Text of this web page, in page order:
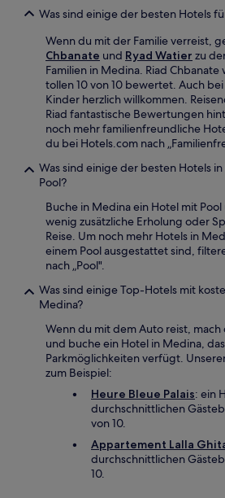
Was sind einige der besten Hotels
Wenn du mit der Familie verreist,
Chbanate und Ryad Watier zu
Familien in Medina. Riad
tollen 10 von 10 bewertet. Auch
Kinder herzlich willkommen.
Riad fantastische Bewertungen
noch mehr familienfreundliche
du bei Hotels.com nach
Was sind einige der besten Hotels
Pool?
Buche in Medina ein Hotel mit
wenig zusätzliche Erholung oder
Reise. Um noch mehr Hotels in
einem Pool ausgestattet sind,
nach „Pool".
Was sind einige Top-Hotels mit
Medina?
Wenn du mit dem Auto reist, mach
und buche ein Hotel in Medina,
Parkmöglichkeiten verfügt.
zum Beispiel:
Heure Bleue Palais: ein
durchschnittlichen
von 10.
Appartement Lalla
durchschnittlichen
10.